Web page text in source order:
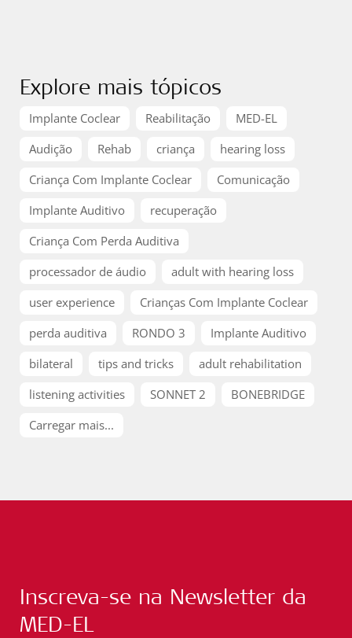
Explore mais tópicos
Implante Coclear Reabilitação
MED-EL
Audição
Rehab criança
hearing loss
Criança Com Implante Coclear
Comunicação
Implante Auditivo
recuperação
Criança Com Perda Auditiva
processador de áudio
adult with hearing loss
user experience
Crianças Com Implante Coclear
perda auditiva
RONDO 3
Implante Auditivo
bilateral
tips and tricks
adult rehabilitation
listening activities
SONNET 2
BONEBRIDGE
Carregar mais...
Inscreva-se na Newsletter da
MED-EL